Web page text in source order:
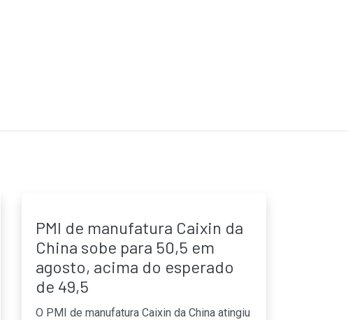
PMI de manufatura Caixin da
China sobe para 50,5 em
agosto, acima do esperado
de 49,5
O PMI de manufatura Caixin da China atingiu